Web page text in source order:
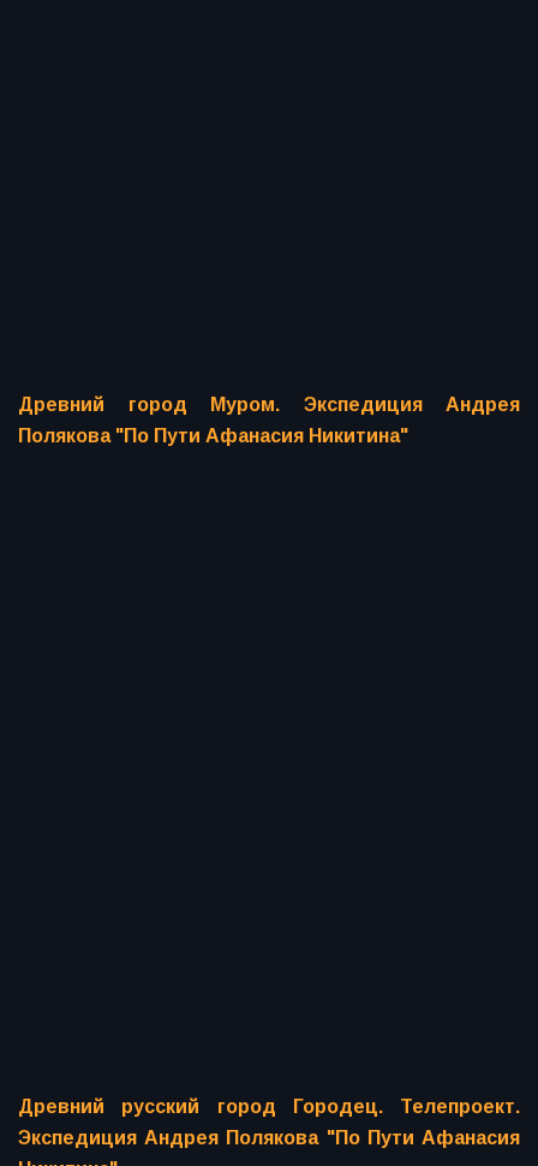
Древний город Муром. Экспедиция Андрея
Полякова "По Пути Афанасия Никитина"
Древний русский город Городец. Телепроект.
Экспедиция Андрея Полякова "По Пути Афанасия